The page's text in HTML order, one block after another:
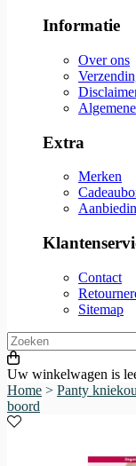
Informatie
Over ons
Extra
Merken
Contact
Sitemap
Uw winkelwagen is
Home > Panty
boord